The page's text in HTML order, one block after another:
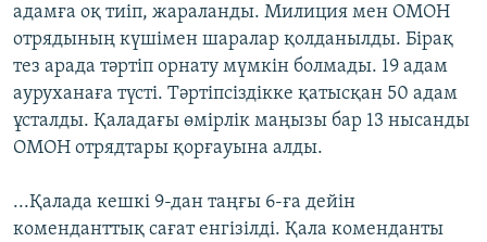
адамға оқ тиіп, жараланды. Милиция мен ОМОН
отрядының күшімен шаралар қолданылды. Бірақ
тез арада тәртіп орнату мүмкін болмады. 19 адам
ауруханаға түсті. Тәртіпсіздікке қатысқан 50 адам
ұсталды. Қаладағы өмірлік маңызы бар 13 нысанды
ОМОН отрядтары қорғауына алды.
...Қалада кешкі 9-дан таңғы 6-ға дейін
коменданттық сағат енгізілді. Қала коменданты